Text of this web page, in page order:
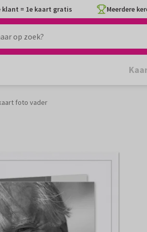
klant = 1e kaart gratis Meerdere
foto vader